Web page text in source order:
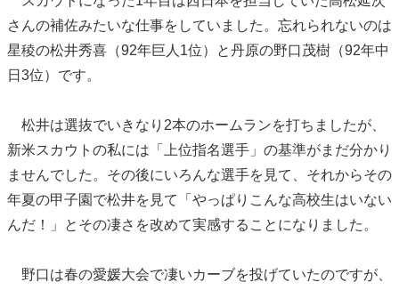
さんの補佐みたいな仕事をしていました。忘れられないのは
星稜の松井秀喜（92年巨人1位）と丹原の野口茂樹（92年中
日3位）です。
松井は選抜でいきなり2本のホームランを打ちましたが、
新米スカウトの私には「上位指名選手」の基準がまだ分かり
ませんでした。その後にいろんな選手を見て、それからその
年夏の甲子園で松井を見て「やっぱりこんな高校生はいない
んだ！」とその凄さを改めて実感することになりました。
野口は春の愛媛大会で凄いカーブを投げていたのですが、